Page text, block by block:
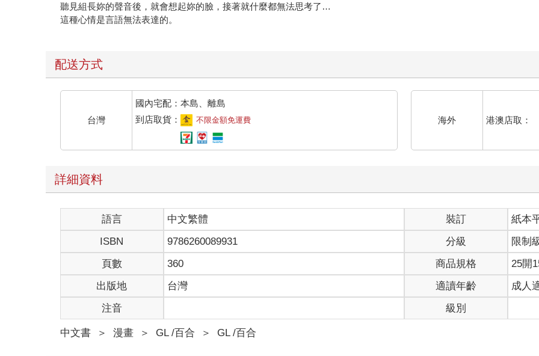
聽見組長妳的聲音後，就會想起妳的臉，接著就什麼都無法思考了…
這種心情是言語無法表達的。
配送方式
台灣
國內宅配：本島、離島
到店取貨：
不限金額免運費 海外 港澳店取：
詳細資料
語言 中文繁體 裝訂
紙本
ISBN
9786260089931 分級
限制
頁數
360 商品規格
25開
出版地
台灣 適讀年齡
成人
注音
級別
中文書 ＞ 漫畫 ＞ GL /百合 ＞ GL /百合